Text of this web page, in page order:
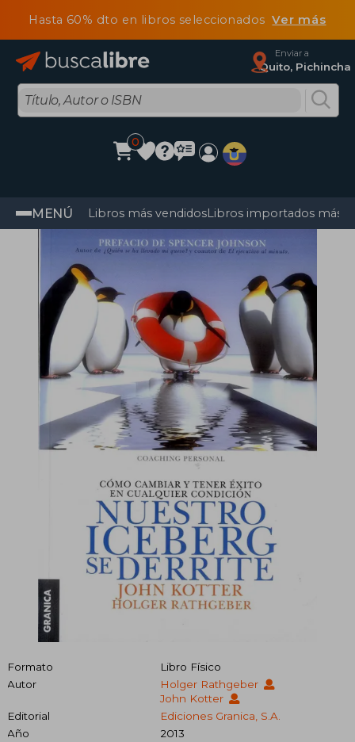
Hasta 60% dto en libros seleccionadosVer más
Enviar a
Quito, Pichincha
0
MENÚ Libros más vendidosLibros importados más
Formato
Libro Físico
Autor
Holger Rathgeber
John Kotter
Editorial
Ediciones Granica, S.A.
Año
2013